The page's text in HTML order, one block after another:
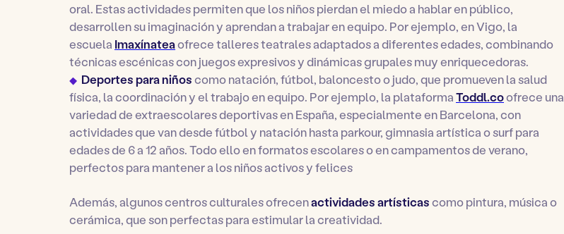
oral. Estas actividades permiten que los niños pierdan el miedo a hablar en público,
desarrollen su imaginación y aprendan a trabajar en equipo. Por ejemplo, en Vigo, la
escuela Imaxínateaofrece talleres teatrales adaptados a diferentes edades, combinando
técnicas escénicas con juegos expresivos y dinámicas grupales muy enriquecedoras.
Deportes para niñoscomo natación, fútbol, baloncesto o judo, que promueven la salud
física, la coordinación y el trabajo en equipo. Por ejemplo, la plataformaToddl.coofrece una
variedad de extraescolares deportivas en España, especialmente en Barcelona, con
actividades que van desde fútbol y natación hasta parkour, gimnasia artística o surf para
edades de 6 a 12 años. Todo ello en formatos escolares o en campamentos de verano,
perfectos para mantener a los niños activos y felices
Además, algunos centros culturales ofrecenactividades artísticascomo pintura, música o
cerámica, que son perfectas para estimular la creatividad.